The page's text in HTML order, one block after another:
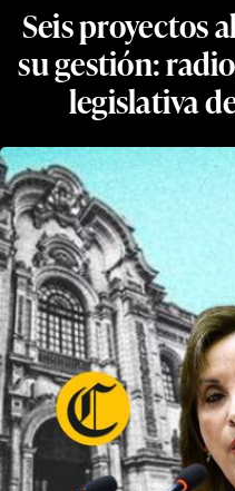
Seis proyectos
su gestión:
legislativa